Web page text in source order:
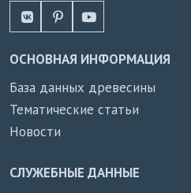
ОСНОВНАЯ ИНФОРМАЦИЯ
База данных древесины
Тематические статьи
Новости
СЛУЖЕБНЫЕ ДАННЫЕ